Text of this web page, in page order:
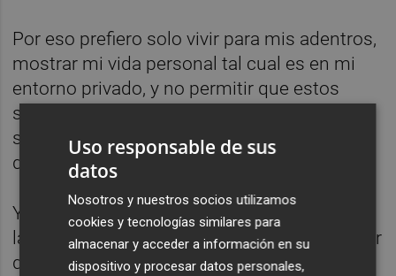
Por eso prefiero solo vivir para mis adentros,
mostrar mi vida personal tal cual es en mi
entorno privado, y no permitir que estos
sucesos como el de la ministra finlandesa
sea objeto de condena, de cese, de quema
de brujas en resumen.
Y si voy un poco más allá, por qué habla de
la mujer delCésar, y no del propio César
. Por
qué fueEva.Total, la mujer siempre en el
Uso responsable de sus
datos
Nosotros y nuestros socios utilizamos
cookies y tecnologías similares para
almacenar y acceder a información en su
dispositivo y procesar datos personales,